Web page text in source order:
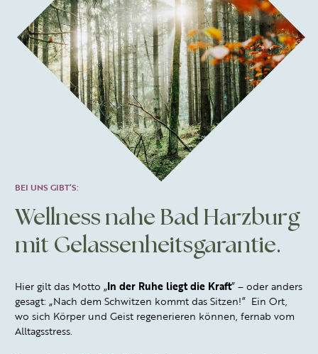
BEI UNS GIBT’S:
Wellness nahe Bad Harzburg
mit Gelassenheitsgarantie.
Hier gilt das Motto „In der Ruhe liegt die Kraft” – oder anders
gesagt: „Nach dem Schwitzen kommt das Sitzen!” Ein Ort,
wo sich Körper und Geist regenerieren können, fernab vom
Alltagsstress.